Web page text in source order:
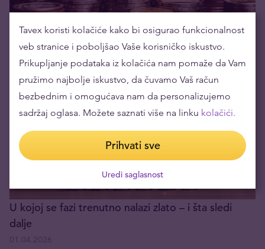
Hormuški moreuz menja globalna tržišta
U kojoj se fazi trenutno nalazi zlato – i šta sledi
dalje
Tavex koristi kolačiće kako bi osigurao funkcionalnost
veb stranice i poboljšao Vaše korisničko iskustvo.
Prikupljanje podataka iz kolačića nam pomaže da Vam
pružimo najbolje iskustvo, da čuvamo Vaš račun
bezbednim i omogućava nam da personalizujemo
sadržaj oglasa. Možete saznati više na linku kolačići.
Prihvati sve
Uredi saglasnost